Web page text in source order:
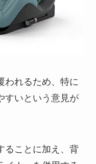
われるため、特に
すいという意見が
ることに加え、背